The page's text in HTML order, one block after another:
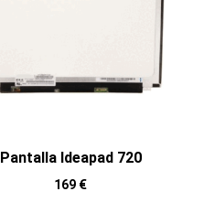
Pantalla Ideapad 720
169 €